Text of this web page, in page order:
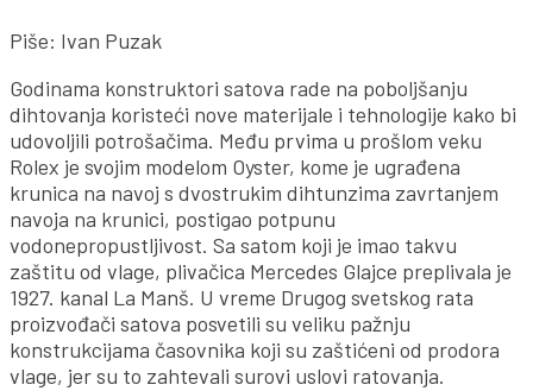
Piše: Ivan Puzak
Godinama konstruktori satova rade na poboljšanju
dihtovanja koristeći nove materijale i tehnologije kako bi
udovoljili potrošačima. Među prvima u prošlom veku
Rolex je svojim modelom Oyster, kome je ugrađena
krunica na navoj s dvostrukim dihtunzima zavrtanjem
navoja na krunici, postigao potpunu
vodonepropustljivost. Sa satom koji je imao takvu
zaštitu od vlage, plivačica Mercedes Glajce preplivala je
1927. kanal La Manš. U vreme Drugog svetskog rata
proizvođači satova posvetili su veliku pažnju
konstrukcijama časovnika koji su zaštićeni od prodora
vlage, jer su to zahtevali surovi uslovi ratovanja.